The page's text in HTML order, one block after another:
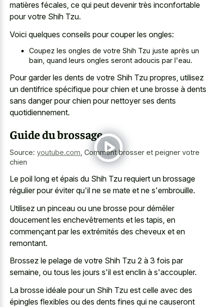
matières fécales, ce qui peut devenir très inconfortable
pour votre Shih Tzu.
Voici quelques conseils pour couper les ongles:
Coupez les ongles de votre Shih Tzu juste après un
bain, quand leurs ongles seront adoucis par l'eau.
Pour garder les dents de votre Shih Tzu propres, utilisez
un dentifrice spécifique pour chien et une brosse à dents
sans danger pour chien pour nettoyer ses dents
quotidiennement.
Guide du brossage
Source: youtube.com Comment brosser et peigner votre
chien
Le poil long et épais du Shih Tzu requiert un brossage
régulier pour éviter qu'il ne se mate et ne s'embrouille.
Utilisez un pinceau ou une brosse pour démêler
doucement les enchevêtrements et les tapis, en
commençant par les extrémités des cheveux et en
remontant.
Brossez le pelage de votre Shih Tzu 2 à 3 fois par
semaine, ou tous les jours s'il est enclin à s'accoupler.
La brosse idéale pour un Shih Tzu est celle avec des
épingles flexibles ou des dents fines qui ne causeront